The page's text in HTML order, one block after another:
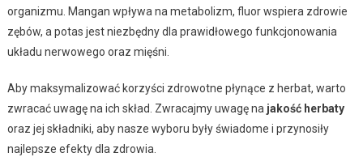
organizmu. Mangan wpływa na metabolizm, fluor wspiera zdrowie
zębów, a potas jest niezbędny dla prawidłowego funkcjonowania
układu nerwowego oraz mięśni.
Aby maksymalizować korzyści zdrowotne płynące z herbat, warto
zwracać uwagę na ich skład. Zwracajmy uwagę na jakość herbaty
oraz jej składniki, aby nasze wyboru były świadome i przynosiły
najlepsze efekty dla zdrowia.